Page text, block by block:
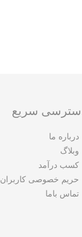
سریع
درباره ما
وبلاگ
کسب درآمد
حریم خصوصی کاربران
تماس باما